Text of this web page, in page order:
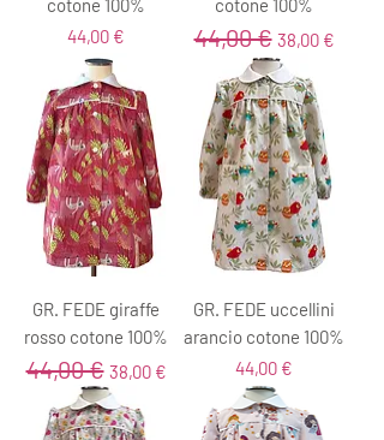
cotone 100%
Prezzo
44,00 €
cotone 100%
Prezzo regolare
44,00 € Prezzo
38,00 €
GR. FEDE giraffe
rosso cotone 100%
Prezzo regolare
44,00 € Prezzo scontato
38,00 €
GR. FEDE uccellini
arancio cotone 100%
Prezzo
44,00 €